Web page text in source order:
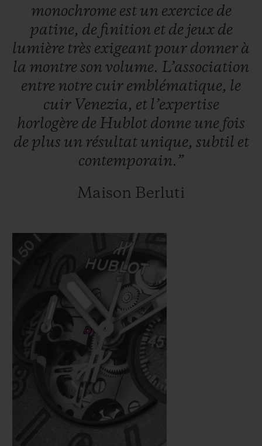
monochrome est un exercice de
patine, de finition et de jeux de
lumière très exigeant pour donner à
la montre son volume. L’association
entre notre cuir emblématique, le
cuir Venezia, et l’expertise
horlogère de Hublot donne une fois
de plus un résultat unique, subtil et
contemporain.”
Maison Berluti